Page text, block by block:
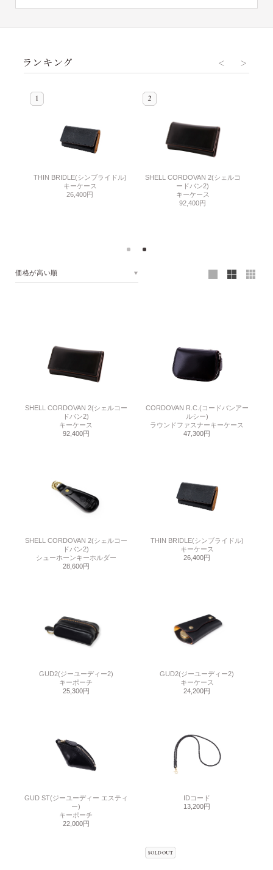
THIN BRIDLE(シンブライドル)
キーケース
26,400円
SHELL CORDOVAN 2(シェルコ
ードバン2)
キーケース
92,400円
価格が高い順
SHELL CORDOVAN 2(シェルコー
ドバン2)
キーケース
92,400円
CORDOVAN R.C.(コードバンアー
ルシー)
ラウンドファスナーキーケース
47,300円
SHELL CORDOVAN 2(シェルコー
ドバン2)
シューホーンキーホルダー
28,600円
THIN BRIDLE(シンブライドル)
キーケース
26,400円
GUD2(ジーユーディー2)
キーポーチ
25,300円
GUD2(ジーユーディー2)
キーケース
24,200円
GUD ST(ジーユーディー エスティ
ー)
キーポーチ
22,000円
IDコード
13,200円